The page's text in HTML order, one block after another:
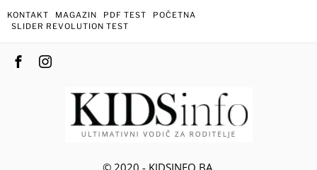
KONTAKT MAGAZIN PDF TEST
POČETNA
SLIDER REVOLUTION TEST
© 2020 - KIDSINFO.BA.